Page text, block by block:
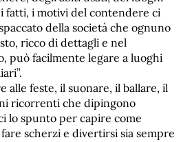
fatti, i motivi del contendere ci
della società che ognuno
ricco di dettagli e nel
può facilmente legare a luoghi
alle feste, il suonare, il ballare, il
ricorrenti che dipingono
lo spunto per capire come
fare scherzi e divertirsi sia sempre